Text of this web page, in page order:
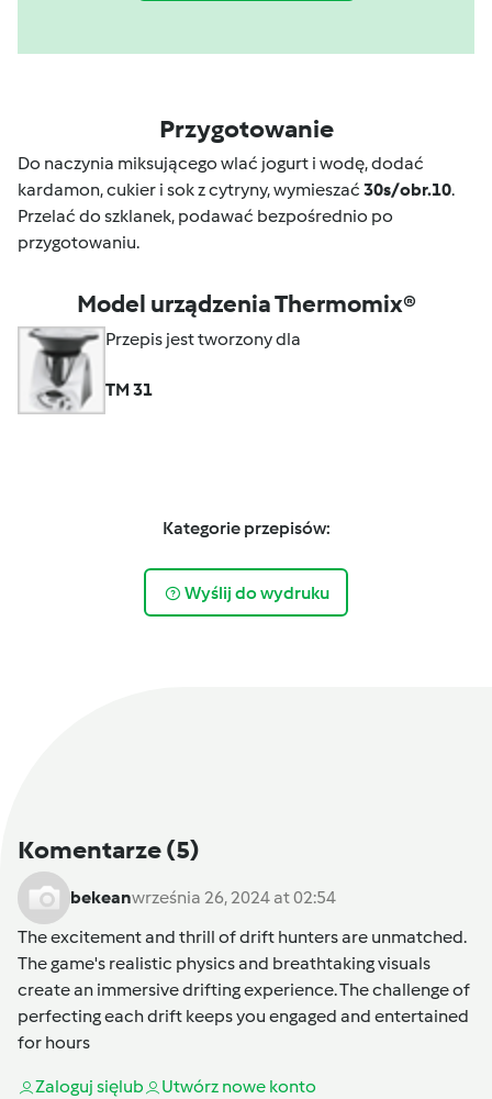
Przygotowanie
Do naczynia miksującego wlać jogurt i wodę, dodać
kardamon, cukier i sok z cytryny, wymieszać 30s/obr.10.
Przelać do szklanek, podawać bezpośrednio po
przygotowaniu.
Model urządzenia Thermomix®
Przepis jest tworzony dla
TM 31
Kategorie przepisów:
Wyślij do wydruku
Komentarze(5)
bekeanwrześnia 26, 2024 at 02:54
The excitement and thrill ofdrift huntersare unmatched.
The game's realistic physics and breathtaking visuals
create an immersive drifting experience. The challenge of
perfecting each drift keeps you engaged and entertained
for hours
Zaloguj sięlub Utwórz nowe konto